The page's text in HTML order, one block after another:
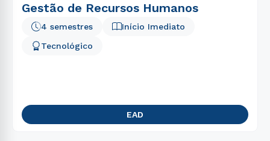
Gestão de Recursos Humanos
4 semestres
Início Imediato
Tecnológico
EAD